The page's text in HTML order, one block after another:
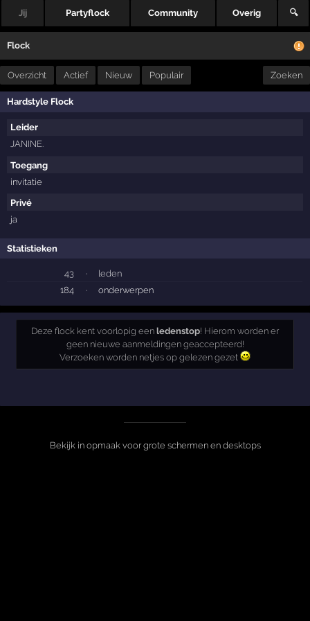
Jij Partyflock Community Overig 🔍
Flock
Overzicht Actief Nieuw Populair Zoeken
Hardstyle Flock
Leider
JANINE.
Toegang
invitatie
Privé
ja
Statistieken
43 ·
leden
184
· onderwerpen
Deze flock kent voorlopig een ledenstop! Hierom worden er
geen nieuwe aanmeldingen geaccepteerd!
Verzoeken worden netjes op gelezen gezet
Bekijk in opmaak voor grote schermen en desktops